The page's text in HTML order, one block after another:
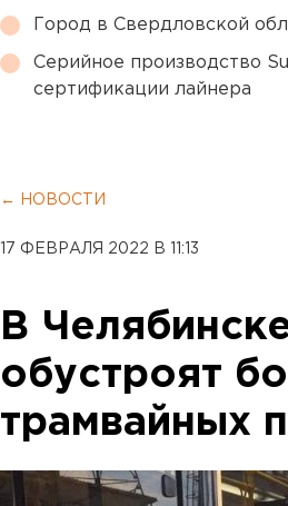
Город в Свердловской
Серийное производство
сертификации лайнера
← НОВОСТИ
17 ФЕВРАЛЯ 2022 В 11:13
В
обустроят
трамвайных